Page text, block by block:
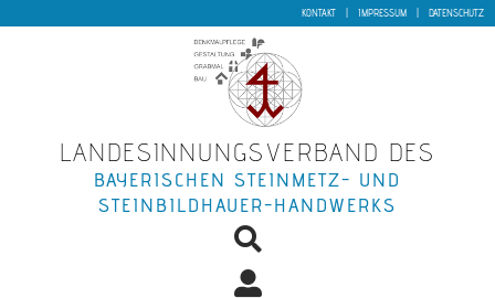
KONTAKT IMPRESSUM DATENSCHUTZ
LANDESINNUNGSVERBAND DES
BAYERISCHEN STEINMETZ- UND
STEINBILDHAUER-HANDWERKS

